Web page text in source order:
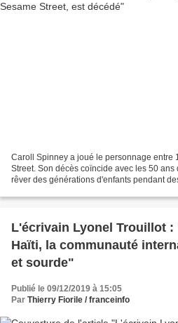
Caroll Spinney a joué le personnage entre
Street. Son décès coïncide avec les 50
rêver des générations d'enfants pendant
L'écrivain Lyonel Trouillot :
Haïti, la communauté
et sourde"
Publié le 09/12/2019 à 15:05
Par Thierry Fiorile / franceinfo